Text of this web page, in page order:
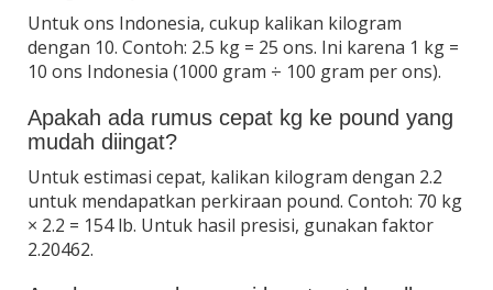
Untuk ons Indonesia, cukup kalikan kilogram
dengan 10. Contoh: 2.5 kg = 25 ons. Ini karena 1 kg =
10 ons Indonesia (1000 gram ÷ 100 gram per ons).
Apakah ada rumus cepat kg ke pound yang
mudah diingat?
Untuk estimasi cepat, kalikan kilogram dengan 2.2
untuk mendapatkan perkiraan pound. Contoh: 70 kg
× 2.2 = 154 lb. Untuk hasil presisi, gunakan faktor
2.20462.